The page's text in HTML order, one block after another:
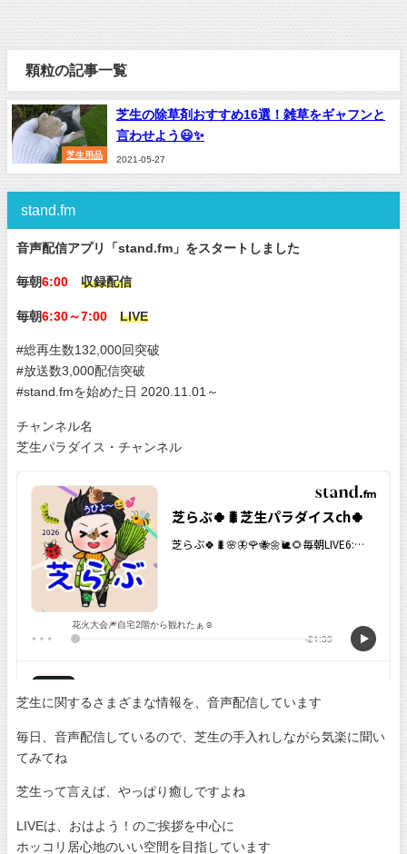
顆粒の記事一覧
芝生用品
芝生の除草剤おすすめ16選！雑草をギャフンと
言わせよう😃✨
2021-05-27
stand.fm
音声配信アプリ「stand.fm」をスタートしました
毎朝6:00 収録配信
毎朝6:30～7:00 LIVE
#総再生数132,000回突破
#放送数3,000配信突破
#stand.fmを始めた日 2020.11.01～
チャンネル名
芝生パラダイス・チャンネル
芝生に関するさまざまな情報を、音声配信しています
毎日、音声配信しているので、芝生の手入れしながら気楽に聞い
てみてね
芝生って言えば、やっぱり癒しですよね
LIVEは、おはよう！のご挨拶を中心に
ホッコリ居心地のいい空間を目指しています